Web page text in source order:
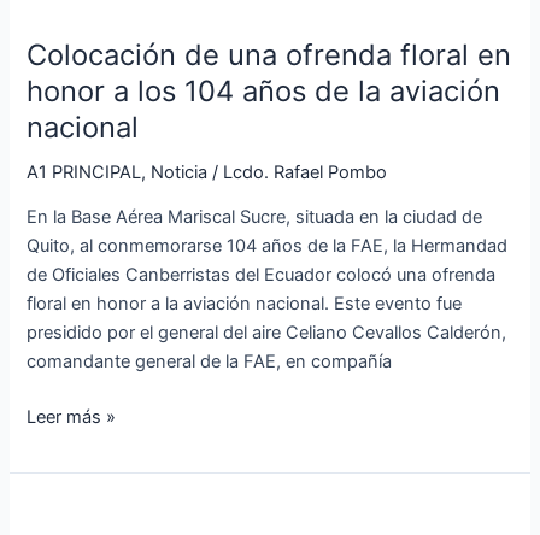
Colocación de una ofrenda floral en
honor a los 104 años de la aviación
nacional
A1 PRINCIPAL, Noticia / Lcdo. Rafael Pombo
En la Base Aérea Mariscal Sucre, situada en la ciudad de
Quito, al conmemorarse 104 años de la FAE, la Hermandad
de Oficiales Canberristas del Ecuador colocó una ofrenda
floral en honor a la aviación nacional. Este evento fue
presidido por el general del aire Celiano Cevallos Calderón,
comandante general de la FAE, en compañía
una
ofrenda
en
honor
los
104
años
de
la
aviación
Leer más »